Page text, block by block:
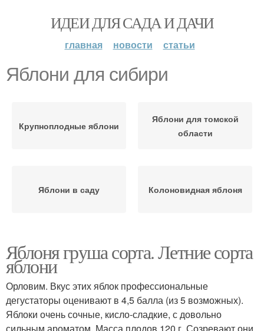
ИДЕИ ДЛЯ САДА И ДАЧИ
главная новости статьи
Яблони для сибири
Крупноплодные яблони
Яблони для томской
области
Яблони в саду Колоновидная яблоня
Яблоня груша сорта. Летние сорта
яблони
Орловим. Вкус этих яблок профессиональные
дегустаторы оценивают в 4,5 балла (из 5 возможных).
Яблоки очень сочные, кисло-сладкие, с довольно